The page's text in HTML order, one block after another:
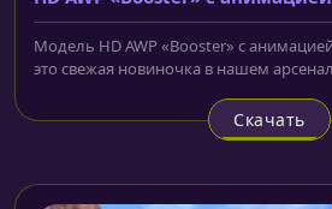
Модель HD AWP «Booster» с
это свежая новиночка в нашем
Скачать